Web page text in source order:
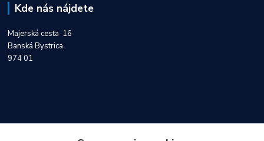
Kde nás nájdete
Majerská cesta 16
Banská Bystrica
974 01